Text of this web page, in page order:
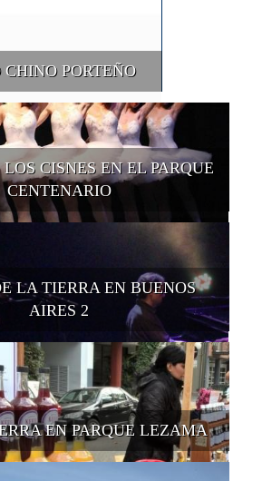
PORTEÑO
CISNES EN EL PARQUE
CENTENARIO
LA TIERRA EN BUENOS
AIRES 2
EN PARQUE LEZAMA